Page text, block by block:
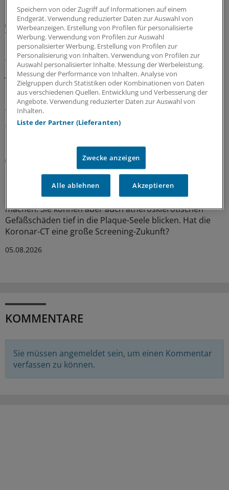
Gefahr meistens überschätzt
Thoraxschmerzen bei Kindern haben laut Analyse
selten kardiale Ursachen
Wird der Rettungsdienst gerufen, weil ein Kind oder ein
Jugendlicher plötzlich unter Thoraxschmerzen leidet, ist
die Ursache meistens gutartig und selten kardialen
Ursprungs. Auffällige Vitalparameter sind jedoch ein
Alarmzeichen.
05.08.2026
Screening mittels Koronar-CT: Was das bringen
Moderne CT-Geräte können Koronargefäße sichtbar
machen. Sie können aber auch atherosklerotischen
Gefäßschäden tief in die Plaque-Seele blicken. Hat die
Koronar-CT eine große Screening-Zukunft?
05.08.2026
KOMMENTARE
Sie müssen angemeldet sein, um einen Kommentar
verfassen zu können.
Speichern von oder Zugriff auf Informationen auf einem
Endgerät. Verwendung reduzierter Daten zur Auswahl von
Werbeanzeigen. Erstellung von Profilen für personalisierte
Werbung. Verwendung von Profilen zur Auswahl
personalisierter Werbung. Erstellung von Profilen zur
Personalisierung von Inhalten. Verwendung von Profilen zur
Auswahl personalisierter Inhalte. Messung der Werbeleistung.
Messung der Performance von Inhalten. Analyse von
Zielgruppen durch Statistiken oder Kombinationen von Daten
aus verschiedenen Quellen. Entwicklung und Verbesserung der
Angebote. Verwendung reduzierter Daten zur Auswahl von
Inhalten.
Liste der Partner (Lieferanten)
Zwecke anzeigen
Alle ablehnen Akzeptieren